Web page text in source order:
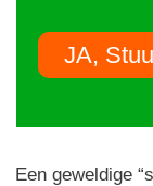
JA,
Een geweldige